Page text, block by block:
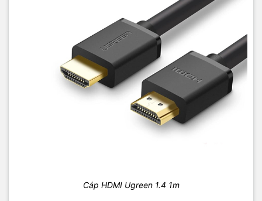
Cáp HDMI Ugreen 1.4 1m